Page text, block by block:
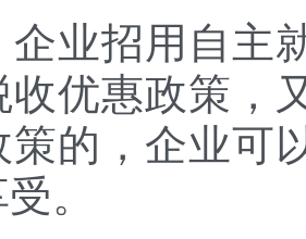
招用自主就
收优惠政策，
策的，企业可
。